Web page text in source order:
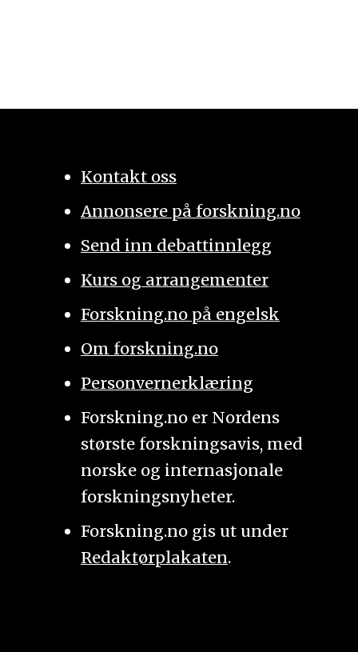
Kontakt oss
Annonsere på forskning.no
Send inn debattinnlegg
Kurs og arrangementer
Forskning.no på engelsk
Om forskning.no
Personvernerklæring
Forskning.no er Nordens
største forskningsavis, med
norske og internasjonale
forskningsnyheter.
Forskning.no gis ut under
Redaktørplakaten.